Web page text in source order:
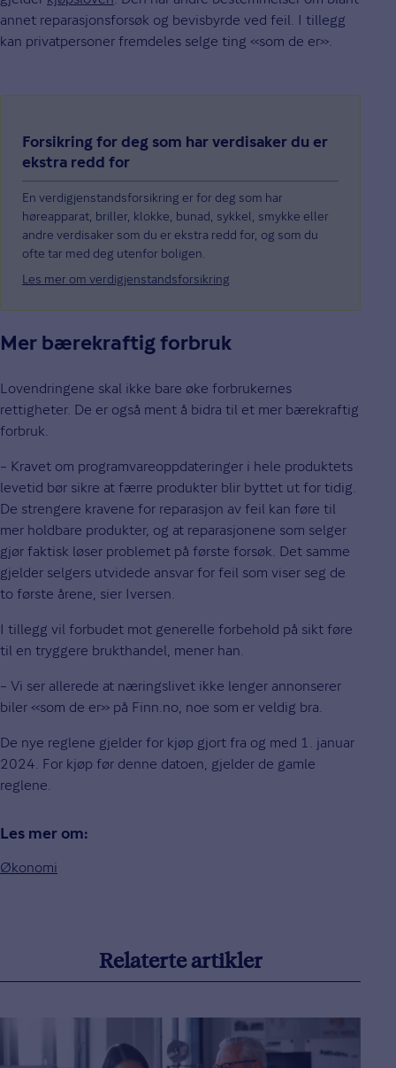
annet reparasjonsforsøk og bevisbyrde ved feil. I tillegg
kan privatpersoner fremdeles selge ting «som de er».
Forsikring for deg som har verdisaker du er
ekstra redd for
En verdigjenstandsforsikring er for deg som har
høreapparat, briller, klokke, bunad, sykkel, smykke eller
andre verdisaker som du er ekstra redd for, og som du
ofte tar med deg utenfor boligen.
Les mer om verdigjenstandsforsikring
Mer bærekraftig forbruk
Lovendringene skal ikke bare øke forbrukernes
rettigheter. De er også ment å bidra til et mer bærekraftig
forbruk.
– Kravet om programvareoppdateringer i hele produktets
levetid bør sikre at færre produkter blir byttet ut for tidig.
De strengere kravene for reparasjon av feil kan føre til
mer holdbare produkter, og at reparasjonene som selger
gjør faktisk løser problemet på første forsøk. Det samme
gjelder selgers utvidede ansvar for feil som viser seg de
to første årene, sier Iversen.
I tillegg vil forbudet mot generelle forbehold på sikt føre
til en tryggere brukthandel, mener han.
– Vi ser allerede at næringslivet ikke lenger annonserer
biler «som de er» på Finn.no, noe som er veldig bra.
De nye reglene gjelder for kjøp gjort fra og med 1. januar
2024. For kjøp før denne datoen, gjelder de gamle
reglene.
Les mer om:
Økonomi
Relaterte artikler